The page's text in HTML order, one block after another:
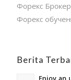
Форекс
Форекс
Berita